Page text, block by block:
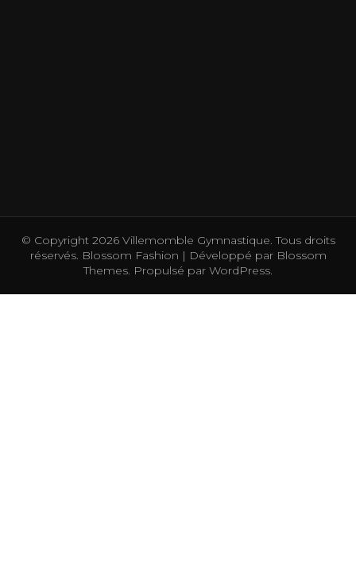
© Copyright 2026 Villemomble Gymnastique . Tous droits
réservés. Blossom Fashion | Développé parBlossom
Themes . Propulsé par WordPress